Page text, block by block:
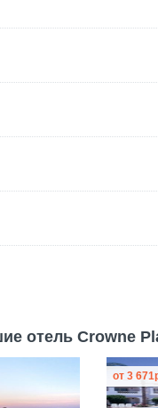
отель Crowne
от 3 671